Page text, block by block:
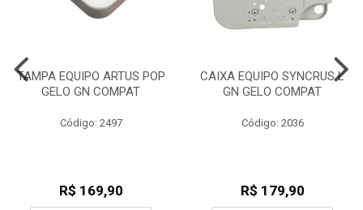
TAMPA EQUIPO ARTUS POP
GELO GN COMPAT
Código: 2497
R$ 169,90
CAIXA EQUIPO SYNCRUS L
GN GELO COMPAT
Código: 2036
R$ 179,90